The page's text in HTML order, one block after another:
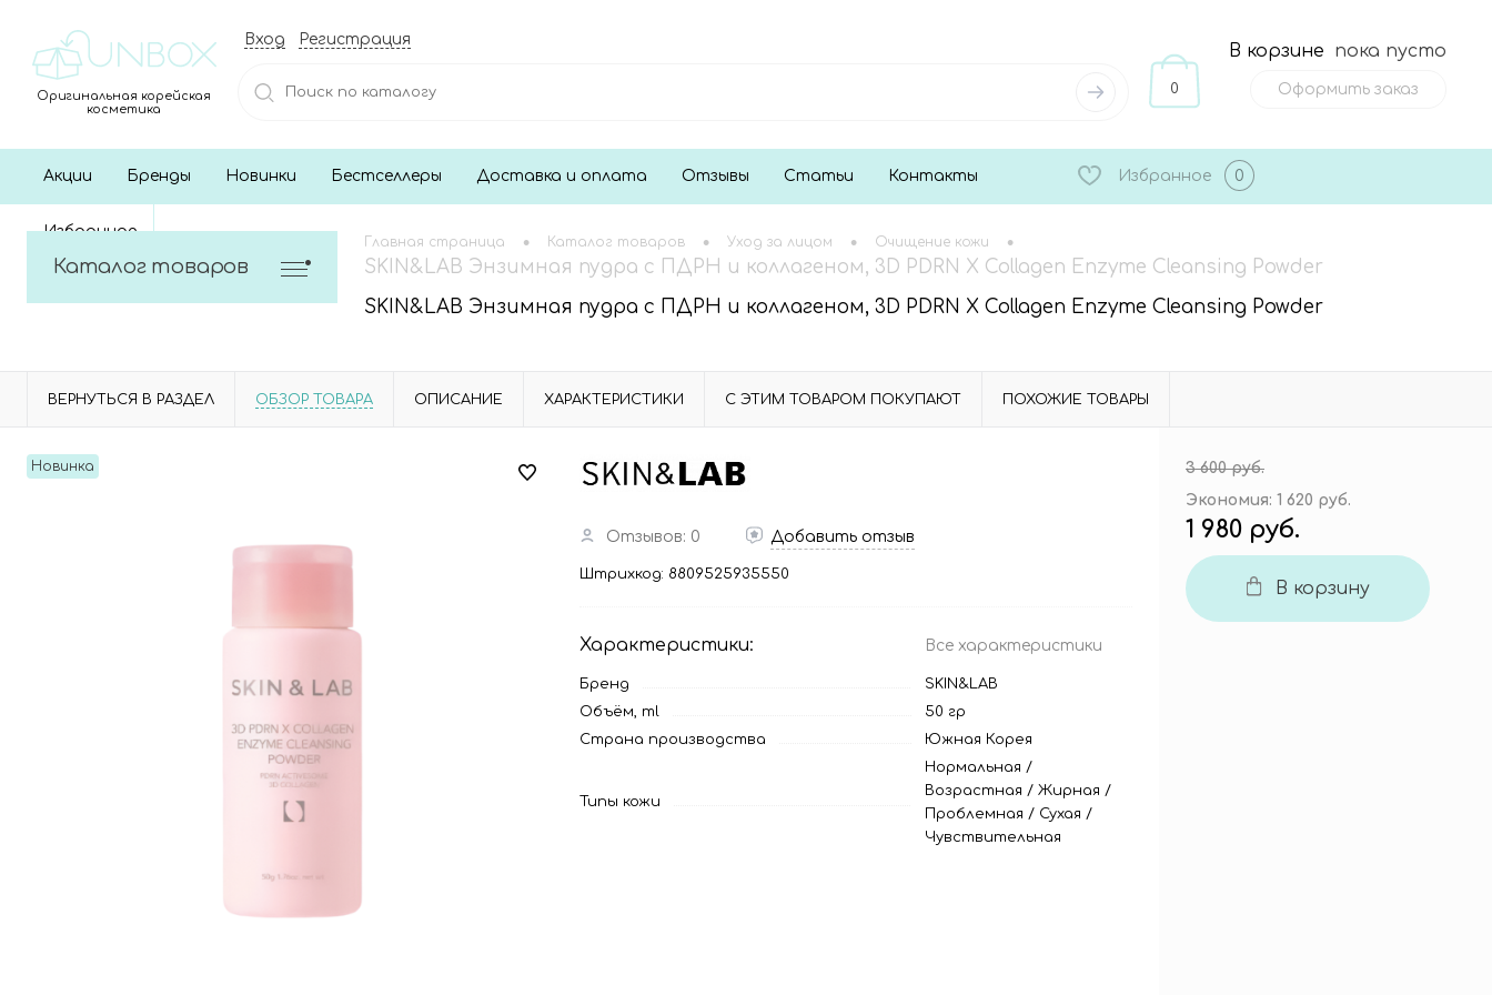
Оригинальная корейская
косметика
Вход Регистрация
0
В корзине пока пусто
Оформить заказ
Акции Бренды Новинки Бестселлеры Доставка и оплата Отзывы Статьи Контакты
Избранное
Избранное 0
Каталог товаров
Главная страница • Каталог товаров • Уход за лицом • Очищение кожи •
SKIN&LAB Энзимная пудра с ПДРН и коллагеном, 3D PDRN X Collagen Enzyme Cleansing Powder
SKIN&LAB Энзимная пудра с ПДРН и коллагеном, 3D PDRN X Collagen Enzyme Cleansing Powder
ВЕРНУТЬСЯ В РАЗДЕЛ ОБЗОР ТОВАРА ОПИСАНИЕ ХАРАКТЕРИСТИКИ С ЭТИМ ТОВАРОМ ПОКУПАЮТ ПОХОЖИЕ ТОВАРЫ
Новинка
Отзывов: 0 Добавить отзыв
Штрихкод: 8809525935550
Характеристики: Все характеристики
Бренд
SKIN&LAB
Объём, ml
50 гр
Страна производства
Южная Корея
Типы кожи
Нормальная /
Возрастная / Жирная /
Проблемная / Сухая /
Чувствительная
3 600 руб.
Экономия: 1 620 руб.
1 980 руб.
В корзину